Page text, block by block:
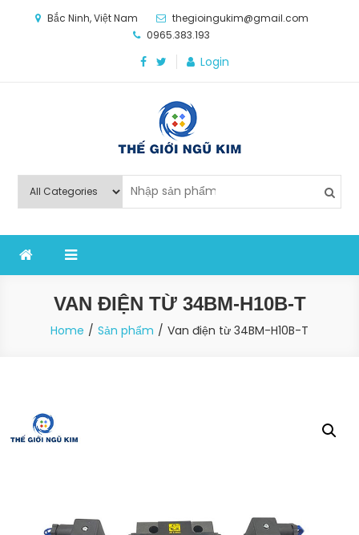
Bắc Ninh, Việt Nam
thegioingukim@gmail.com
0965.383.193
Login
Thế Giới Ngũ Kim
nghiệp sản xuất
VAN ĐIỆN TỪ 34BM-H10B-T
Home Sản phẩm Van điện từ 34BM-H10B-T